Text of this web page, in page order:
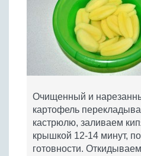
Очищенный и
картофель
кастрюлю, заливаем
крышкой 12-14 минут,
готовности.